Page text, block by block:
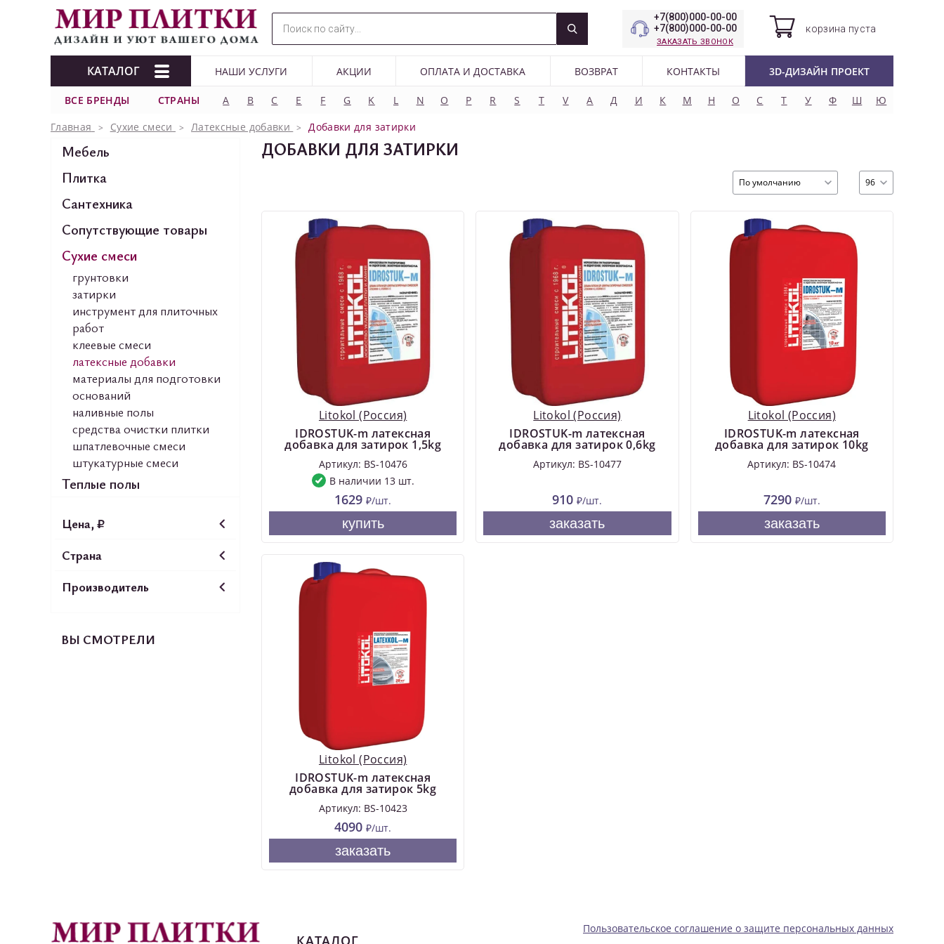
+7(800)000-00-00
+7(800)000-00-00
ЗАКАЗАТЬ ЗВОНОК
корзина пуста
КАТАЛОГ НАШИ УСЛУГИ АКЦИИ ОПЛАТА И ДОСТАВКА ВОЗВРАТ КОНТАКТЫ 3D-ДИЗАЙН ПРОЕКТ
ВСЕ БРЕНДЫ СТРАНЫ A B C E F G K L N O P R S T V А Д И К М Н О С Т У Ф Ш
Ю
Главная
Сухие смеси Латексные добавки Добавки для затирки
Мебель
Плитка
Сантехника
Сопутствующие товары
Сухие смеси
грунтовки
затирки
инструмент для плиточных
работ
клеевые смеси
латексные добавки
материалы для подготовки
оснований
наливные полы
средства очистки плитки
шпатлевочные смеси
штукатурные смеси
Теплые полы
Цена, ₽
Страна
Производитель
ВЫ СМОТРЕЛИ
ДОБАВКИ ДЛЯ ЗАТИРКИ
По умолчанию 96
Litokol (Россия)
IDROSTUK-m латексная
добавка для затирок 1,5kg
Артикул: BS-10476
В наличии 13 шт.
1629₽/шт.
купить
Litokol (Россия)
IDROSTUK-m латексная
добавка для затирок 0,6kg
Артикул: BS-10477
910₽/шт.
заказать
Litokol (Россия)
IDROSTUK-m латексная
добавка для затирок 10kg
Артикул: BS-10474
7290 ₽/шт.
заказать
Litokol (Россия)
IDROSTUK-m латексная
добавка для затирок 5kg
Артикул: BS-10423
4090₽/шт.
заказать
КАТАЛОГ
Пользовательское соглашение о защите персональных данных